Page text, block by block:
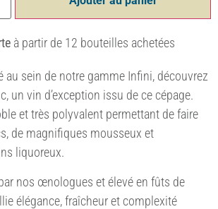
à partir de 12 bouteilles achetées
au sein de notre gamme Infini, découvrez
un vin d’exception issu de ce cépage.
et très polyvalent permettant de faire
de magnifiques mousseux et
liquoreux.
nos œnologues et élevé en fûts de
élégance, fraîcheur et complexité